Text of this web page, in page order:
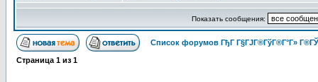
Показать сообщения:
Список форумов ГђГ Г§ГЈГ®ГўГ®Г°Г»
Страница 1 из 1